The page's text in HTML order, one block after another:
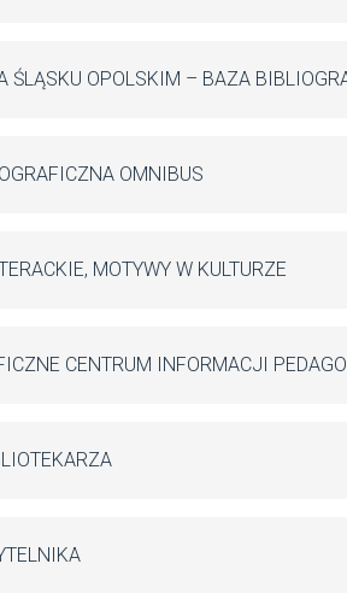
ŚLĄSKU OPOLSKIM – BAZA
OMNIBUS
MOTYWY W KULTURZE
CENTRUM INFORMACJI